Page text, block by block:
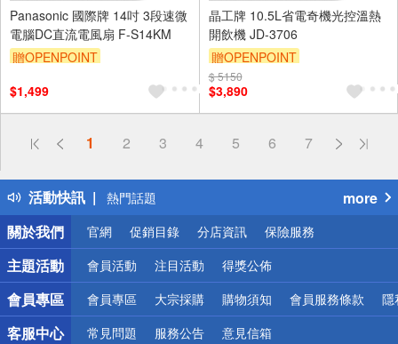
Panasonic 國際牌 14吋 3段速微
電腦DC直流電風扇 F-S14KM
贈OPENPOINT
$1,499
晶工牌 10.5L省電奇機光控溫熱
開飲機 JD-3706
贈OPENPOINT
$ 5150
$3,890
1 2 3 4 5 6 7
活動快訊
偏遠地區配送
得獎公告
熱門話題
銀行優惠
偏遠地區配送
詐騙網頁！請小心！
more
關於我們
官網 促銷目錄 分店資訊 保險服務
主題活動 會員活動 注目活動 得獎公佈
會員專區 會員專區 大宗採購 購物須知 會員服務條款 隱
客服中心 常見問題 服務公告 意見信箱